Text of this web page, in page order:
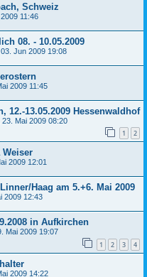
Schweiz
11:46
08. - 10.05.2009
03. Jun 2009 19:08
2009 11:45
12.-13.05.2009 Hessenwaldhof
23. Mai 2009 08:20
1 2
2009 12:01
Haag am 5.+6. Mai 2009
2009 12:43
in Aufkirchen
Mai 2009 19:07
1 2 3 4
2009 14:22